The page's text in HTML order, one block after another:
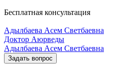
Бесплатная консультация
Адылбаева Асем Светбаевна
Доктор Аюрведы
Адылбаева Асем Светбаевна
Задать вопрос